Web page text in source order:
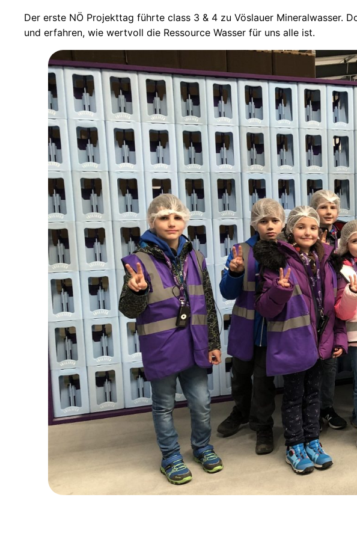
Der erste NÖ Projekttag führte class 3 & 4 zu Vöslauer Mineralwasser.
und erfahren, wie wertvoll die Ressource Wasser für uns alle ist.